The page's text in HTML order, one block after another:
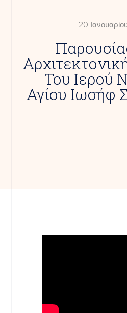
20
Του Ιερού
Αγίου Ιωσήφ